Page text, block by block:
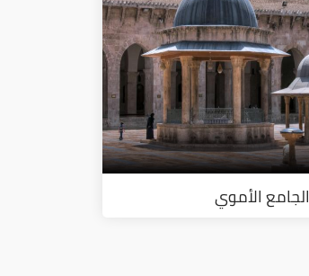
الجامع الأموي